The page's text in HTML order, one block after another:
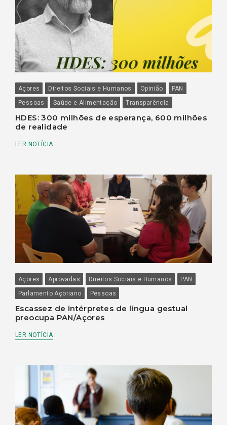
Açores Direitos Sociais e Humanos Opinião
PAN
Pessoas
Saúde e Alimentação Transparência
HDES: 300 milhões de esperança, 600 milhões
de realidade
LER NOTÍCIA
Açores Aprovadas Direitos Sociais e Humanos
PAN
Parlamento Açoriano
Pessoas
Escassez de intérpretes de língua gestual
preocupa PAN/Açores
LER NOTÍCIA